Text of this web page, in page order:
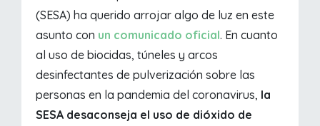
(SESA) ha querido arrojar algo de luz en este
asunto con un comunicado oficial. En cuanto
al uso de biocidas, túneles y arcos
desinfectantes de pulverización sobre las
personas en la pandemia del coronavirus, la
SESA desaconseja el uso de dióxido de